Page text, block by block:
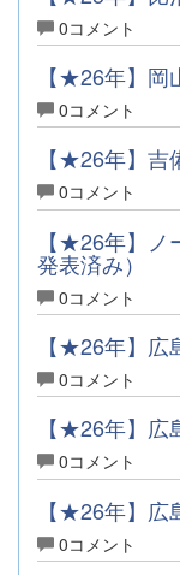
0コメント
【★26年】岡
0コメント
【★26年】吉
0コメント
【★26年】ノ
発表済み）
0コメント
【★26年】広
0コメント
【★26年】広
0コメント
【★26年】広
0コメント